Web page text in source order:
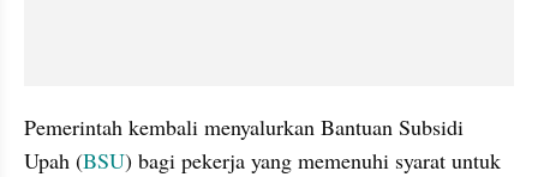
Pemerintah kembali menyalurkan Bantuan Subsidi
Upah (BSU) bagi pekerja yang memenuhi syarat untuk